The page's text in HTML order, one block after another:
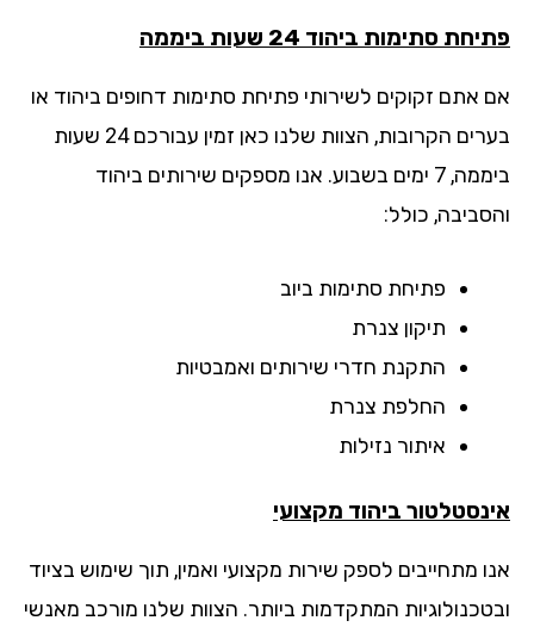
סתימות ביהוד 24 שעות ביממה
אתם זקוקים לשירותי פתיחת סתימות דחופים ביהוד או
בערים הקרובות, הצוות שלנו כאן זמין עבורכם 24 שעות
ביממה, 7 ימים בשבוע. אנו מספקים שירותים ביהוד
כולל:
פתיחת סתימות ביוב
תיקון צנרת
התקנת חדרי שירותים ואמבטיות
החלפת צנרת
איתור נזילות
ביהוד מקצועי
מתחייבים לספק שירות מקצועי ואמין, תוך שימוש בציוד
המתקדמות ביותר. הצוות שלנו מורכב מאנשי